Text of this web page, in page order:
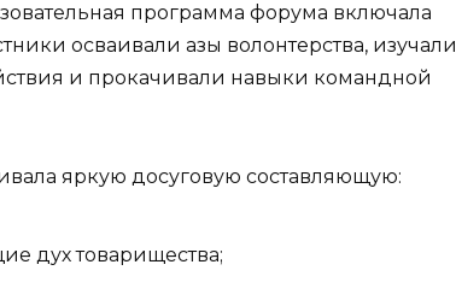
программа форума включала
осваивали азы волонтерства, изучали
и прокачивали навыки командной
яркую досуговую составляющую:
дух товарищества;